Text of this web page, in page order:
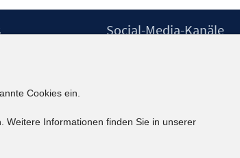
Social-Media-Kanäle
kununu
Cookies ein.
Weitere Informationen finden Sie in unserer